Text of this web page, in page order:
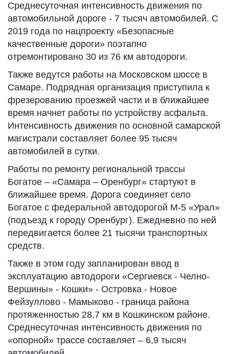
Среднесуточная интенсивность движения по
автомобильной дороге - 7 тысяч автомобилей. С
2019 года по нацпроекту «Безопасные
качественные дороги» поэтапно
отремонтировано 30 из 76 км автодороги.
Также ведутся работы на Московском шоссе в
Самаре. Подрядная организация приступила к
фрезерованию проезжей части и в ближайшее
время начнет работы по устройству асфальта.
Интенсивность движения по основной самарской
магистрали составляет более 95 тысяч
автомобилей в сутки.
Работы по ремонту региональной трассы
Богатое – «Самара – Оренбург» стартуют в
ближайшее время. Дорога соединяет село
Богатое с федеральной автодорогой М-5 «Урал»
(подъезд к городу Оренбург). Ежедневно по ней
передвигается более 21 тысячи транспортных
средств.
Также в этом году запланирован ввод в
эксплуатацию автодороги «Сергиевск - Челно-
Вершины» - Кошки» - Островка - Новое
Фейзуллово - Мамыково - граница района
протяженностью 28,7 км в Кошкинском районе.
Среднесуточная интенсивность движения по
«опорной» трассе составляет – 6,9 тысяч